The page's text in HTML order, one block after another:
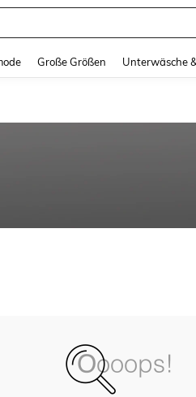
Große Größen Unterwäsche